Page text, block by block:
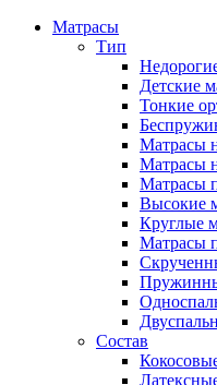
Матрасы
Тип
Детские
Тонкие
Матрасы
Матрасы
Матрасы
Высокие
Круглые
Матрасы
Состав